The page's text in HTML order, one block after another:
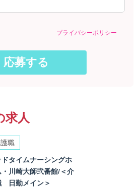
プライバシーポリシー
求人
職
ドタイムナーシングホ
・川崎大師弐番館/＜介
日勤メイン＞